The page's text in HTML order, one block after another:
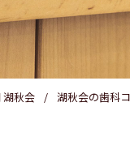
湖秋会 湖秋会の歯科